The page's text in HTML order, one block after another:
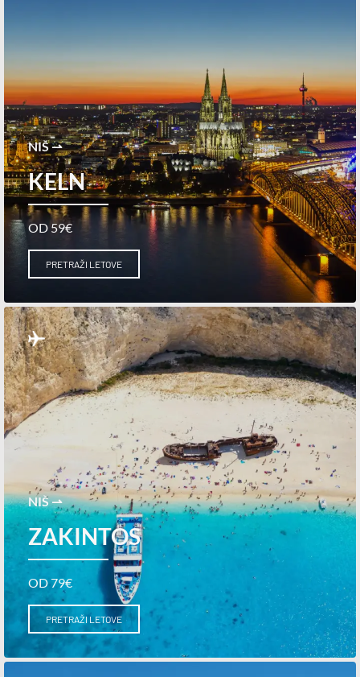
NIŠ ⇀
KELN
OD 59€
PRETRAŽI LETOVE
NIŠ ⇀
ZAKINTOS
OD 79€
PRETRAŽI LETOVE